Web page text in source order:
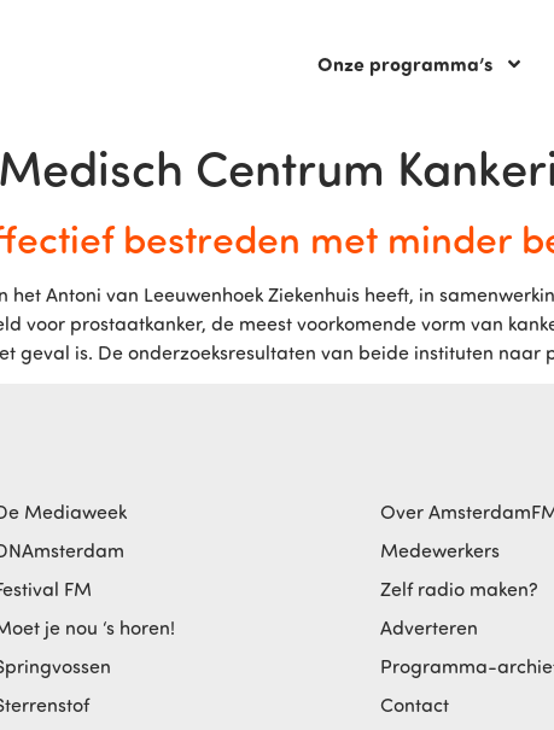
Onze programma’s
Centrum
bestreden met minder
het Antoni van Leeuwenhoek Ziekenhuis heeft, in
voor prostaatkanker, de meest voorkomende vorm van
geval is. De onderzoeksresultaten van beide instituten naar
Mediaweek
FM
je nou ‘s horen!
Over
Medewerkers
Zelf radio maken?
Adverteren
Programma-
Contact